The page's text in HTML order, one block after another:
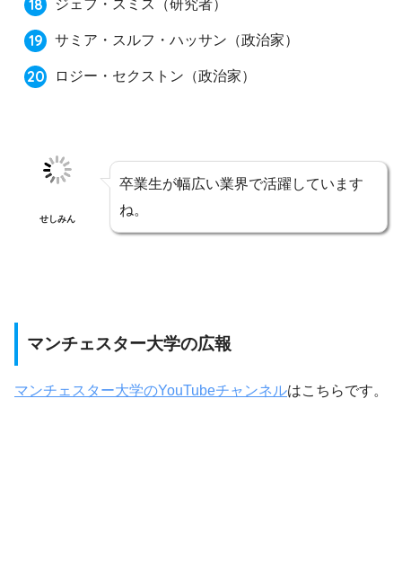
ジェフ・スミス（研究者）
サミア・スルフ・ハッサン（政治家）
ロジー・セクストン（政治家）
せしみん
卒業生が幅広い業界で活躍しています
ね。
マンチェスター大学の広報
マンチェスター大学のYouTubeチャンネルはこちらです。